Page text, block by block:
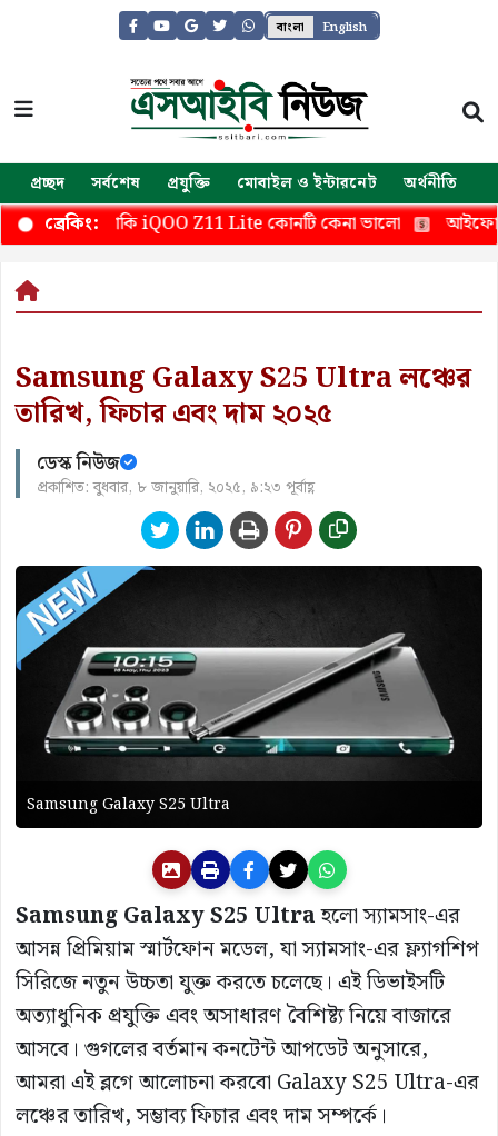
বাংলা English
প্রচ্ছদ সর্বশেষ প্রযুক্তি মোবাইল ও ইন্টারনেট অর্থনীতি
ব্রেকিং:
নাকি iQOO Z11 Lite কোনটি কেনা ভালো আইফোনের
Samsung Galaxy S25 Ultra লঞ্চের
তারিখ, ফিচার এবং দাম ২০২৫
ডেস্ক নিউজ
প্রকাশিত: বুধবার, ৮ জানুয়ারি, ২০২৫, ৯:২৩ পূর্বাহ্ণ
Samsung Galaxy S25 Ultra
Samsung Galaxy S25 Ultraহলো স্যামসাং-এর
আসন্ন প্রিমিয়াম স্মার্টফোন মডেল, যা স্যামসাং-এর ফ্ল্যাগশিপ
সিরিজে নতুন উচ্চতা যুক্ত করতে চলেছে। এই ডিভাইসটি
অত্যাধুনিক প্রযুক্তি এবং অসাধারণ বৈশিষ্ট্য নিয়ে বাজারে
আসবে। গুগলের বর্তমান কনটেন্ট আপডেট অনুসারে,
আমরা এই ব্লগে আলোচনা করবো Galaxy S25 Ultra-এর
লঞ্চের তারিখ, সম্ভাব্য ফিচার এবং দাম সম্পর্কে।